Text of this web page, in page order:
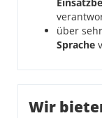
über
Sprache
Wir